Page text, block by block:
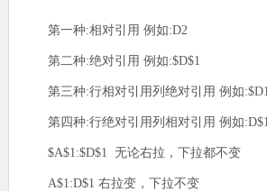
第一种:相对引用 例如:D2
第二种:绝对引用 例如:$D$1
第三种:行相对引用列绝对引用 例如
第四种:行绝对引用列相对引用 例如
$A$1:$D$1 无论右拉，下拉都不变
A$1:D$1 右拉变，下拉不变